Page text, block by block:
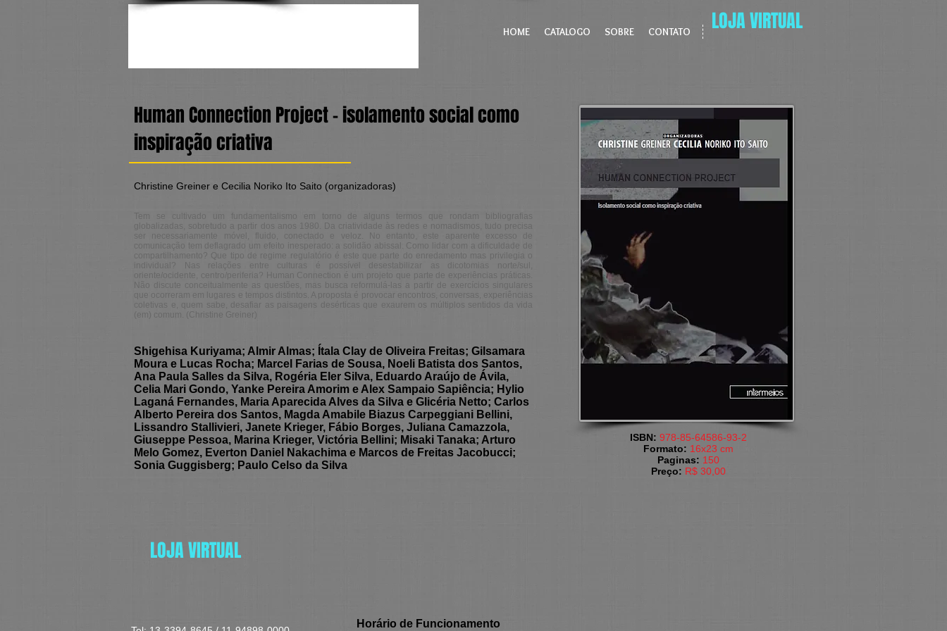
HOME CATALOGO SOBRE CONTATO LOJA VIRTUAL
Human Connection Project – isolamento social como
inspiração criativa
Christine Greiner e Cecilia Noriko Ito Saito (organizadoras)
Tem se cultivado um fundamentalismo em torno de alguns termos que rondam bibliografias
globalizadas, sobretudo a partir dos anos 1980. Da criatividade às redes e nomadismos, tudo precisa
ser necessariamente móvel, fluido, conectado e veloz. No entanto, este aparente excesso de
comunicação tem deflagrado um efeito inesperado: a solidão abissal. Como lidar com a dificuldade de
compartilhamento? Que tipo de regime regulatório é este que parte do enredamento mas privilegia o
individual? Nas relações entre culturas é possível desestabilizar as dicotomias norte/sul,
oriente/ocidente, centro/periferia? Human Connection é um projeto que parte de experiências práticas.
Não discute conceitualmente as questões, mas busca reformulá-las a partir de exercícios singulares
que ocorreram em lugares e tempos distintos. A proposta é provocar encontros, conversas, experiências
coletivas e, quem sabe, desafiar as paisagens desérticas que exaurem os múltiplos sentidos da vida
(em) comum. (Christine Greiner)
Shigehisa Kuriyama; Almir Almas; Ítala Clay de Oliveira Freitas; Gilsamara
Moura e Lucas Rocha; Marcel Farias de Sousa, Noeli Batista dos Santos,
Ana Paula Salles da Silva, Rogéria Eler Silva, Eduardo Araújo de Ávila,
Celia Mari Gondo, Yanke Pereira Amorim e Alex Sampaio Sapiência; Hylio
Laganá Fernandes, Maria Aparecida Alves da Silva e Glicéria Netto; Carlos
Alberto Pereira dos Santos, Magda Amabile Biazus Carpeggiani Bellini,
Lissandro Stallivieri, Janete Krieger, Fábio Borges, Juliana Camazzola,
Giuseppe Pessoa, Marina Krieger, Victória Bellini; Misaki Tanaka; Arturo
Melo Gomez, Everton Daniel Nakachima e Marcos de Freitas Jacobucci;
Sonia Guggisberg; Paulo Celso da Silva
​ISBN: 978-85-64586-93-2
Formato: 16x23 cm​
​Paginas: 150
​Preço: R$ 30,00
LOJA VIRTUAL
Horário de Funcionamento